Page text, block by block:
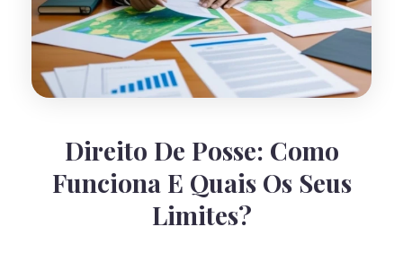
Direito De Posse: Como
Funciona E Quais Os Seus
Limites?